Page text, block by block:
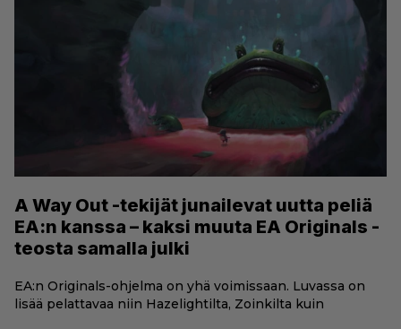
A Way Out -tekijät junailevat uutta peliä
EA:n kanssa – kaksi muuta EA Originals -
teosta samalla julki
EA:n Originals-ohjelma on yhä voimissaan. Luvassa on
lisää pelattavaa niin Hazelightilta, Zoinkilta kuin